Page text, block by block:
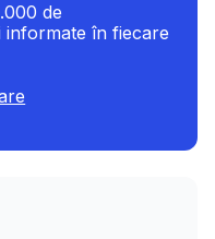
de
în fiecare